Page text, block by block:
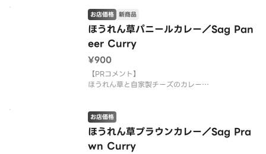
【注意事項】
画像はイメージです。
【お店PR】
有名店の料理がご家庭で食べられます。
三ツ星シェフが作るカレーは絶品ですのでご堪能下
さい。
ほうれん草パニールカレー／Sag Pan
eer Curry
お店価格 新商品
¥900
【PRコメント】
ほうれん草と自家製チーズのカレー
有名店の料理がご家庭で食べられます。
三ツ星シェフが作るカレーは絶品ですのでご堪能下
さい。
ほうれん草プラウンカレー／Sag Pra
wn Curry
お店価格